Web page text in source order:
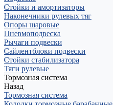
Стойки и амортизаторы
Наконечники рулевых тяг
Опоры шаровые
Пневмоподвеска
Рычаги подвески
Сайлентблоки подвески
Стойки стабилизатора
Тяги рулевые
Тормозная система
Назад
Тормозная система